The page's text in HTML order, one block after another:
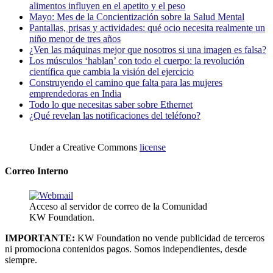
alimentos influyen en el apetito y el peso
Mayo: Mes de la Concientización sobre la Salud Mental
Pantallas, prisas y actividades: qué ocio necesita realmente un
niño menor de tres años
¿Ven las máquinas mejor que nosotros si una imagen es falsa?
Los músculos ‘hablan’ con todo el cuerpo: la revolución
científica que cambia la visión del ejercicio
Construyendo el camino que falta para las mujeres
emprendedoras en India
Todo lo que necesitas saber sobre Ethernet
¿Qué revelan las notificaciones del teléfono?
Under a Creative Commons license
Correo Interno
Acceso al servidor de correo de la Comunidad
KW Foundation.
IMPORTANTE: KW Foundation no vende publicidad de terceros
ni promociona contenidos pagos. Somos independientes, desde
siempre.